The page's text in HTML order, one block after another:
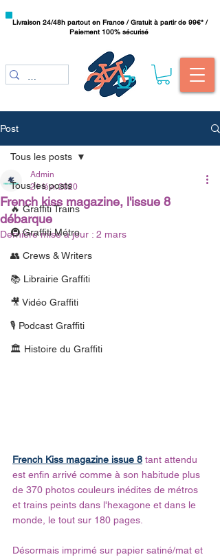
Livraison 24/48h partout en France / Gratuit à partir de 99€* /
Paiement 100% sécurisé
Post
Tous les posts
🔥 Graffiti Trains
🚇 Graffiti Métro
👥 Crews & Writers
📚 Librairie Graffiti
🎥 Vidéo Graffiti
🎙 Podcast Graffiti
🏛 Histoire du Graffiti
Tous les posts
French kiss magazine, l'issue 8
débarque
Admin
21 févr. 2020
Dernière mise à jour : 2 mars
French Kiss magazine issue 8 tant attendu
est enfin arrivé comme à son habitude plus
de 370 photos couleurs inédites de métros
et trains peints dans l'hexagone et dans le
monde, le tout sur 180 pages.
Désormais imprimé sur papier satiné/mat et